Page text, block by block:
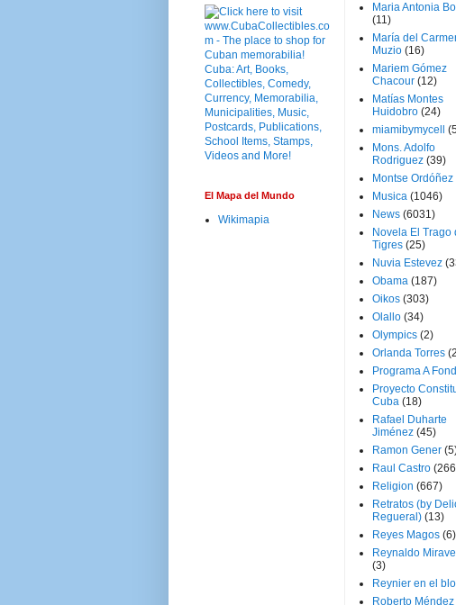
El Mapa del Mundo
Wikimapia
Maria Antonia
(11)
María del
Muzio (16)
Mariem Gómez
Chacour (12)
Matías Montes
Huidobro (24)
miamibymycell
Mons. Adolfo
Rodriguez (39)
Montse Ordóñez
Musica (1046)
News (6031)
Novela El Trago
Tigres (25)
Nuvia Estevez
Obama (187)
Oikos (303)
Olallo (34)
Olympics (2)
Orlanda Torres
Programa A
Proyecto
Cuba (18)
Rafael Duharte
Jiménez (45)
Ramon Gener
Raul Castro
Religion (667)
Retratos (by
Regueral) (13)
Reyes Magos (6)
Reynaldo
(3)
Reynier en el
Roberto Méndez